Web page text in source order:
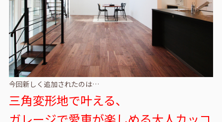
今回新しく追加されたのは…
三角変形地で叶える、